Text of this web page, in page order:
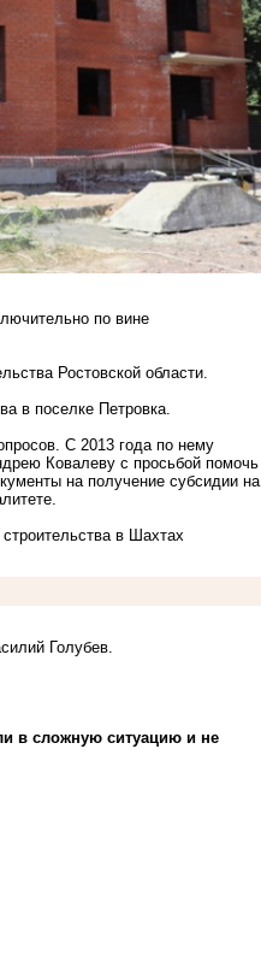
по вине
Ростовской области.
в поселке Петровка.
С 2013 года по нему
Ковалеву с просьбой помочь
на получение субсидии на
в Шахтах
Голубев.
в сложную ситуацию и не